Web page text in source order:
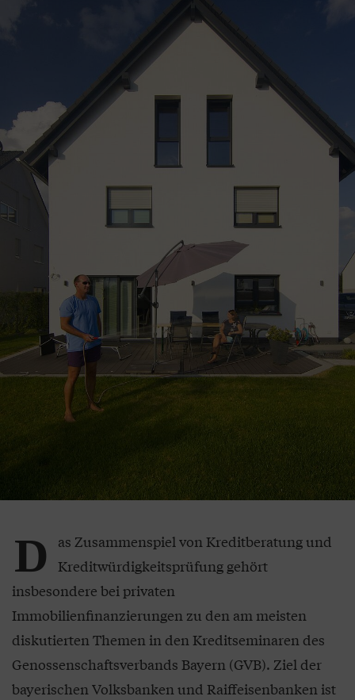
D as Zusammenspiel von Kreditberatung und
Kreditwürdigkeitsprüfung gehört
insbesondere bei privaten
Immobilienfinanzierungen zu den am meisten
diskutierten Themen in den Kreditseminaren des
Genossenschaftsverbands Bayern (GVB). Ziel der
bayerischen Volksbanken und Raiffeisenbanken ist